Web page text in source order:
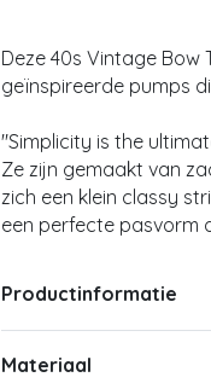
Deze 40s Vintage Bow
geïnspireerde pumps
"Simplicity is the
Ze zijn gemaakt van
zich een klein classy
een perfecte pasvorm
Productinformatie
Materiaal